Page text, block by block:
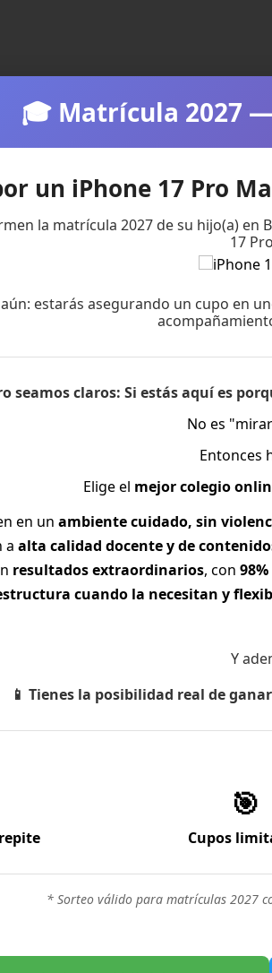
funcionando como se esperaba
cambio se concreta, muchas
Cuando aparecen las
puede aparecer incluso
en realidad forman parte de un
🎓 Matrícula 2027
un iPhone 17 Pro
la matrícula 2027 de su hijo(a)
17
estarás asegurando un cupo en
seamos claros: Si estás aquí es
No es
Entonces
Elige el mejor colegio
en un ambiente cuidado, sin
a alta calidad docente y de
resultados extraordinarios, con
cuando la necesitan y
Y
📱 Tienes la posibilidad real de
🎯
Cupos
* Sorteo válido para matrículas 2027